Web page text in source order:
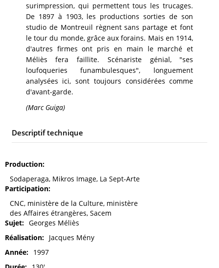
surimpression, qui permettent tous les trucages.
De 1897 à 1903, les productions sorties de son
studio de Montreuil règnent sans partage et font
le tour du monde, grâce aux forains. Mais en 1914,
d'autres firmes ont pris en main le marché et
Méliès fera faillite. Scénariste génial, "ses
loufoqueries funambulesques", longuement
analysées ici, sont toujours considérées comme
d'avant-garde.
(Marc Guiga)
Descriptif technique
Production
Sodaperaga, Mikros Image, La Sept-Arte
Participation
CNC, ministère de la Culture, ministère
des Affaires étrangères, Sacem
Sujet
Georges Méliès
Réalisation
Jacques Mény
Année
1997